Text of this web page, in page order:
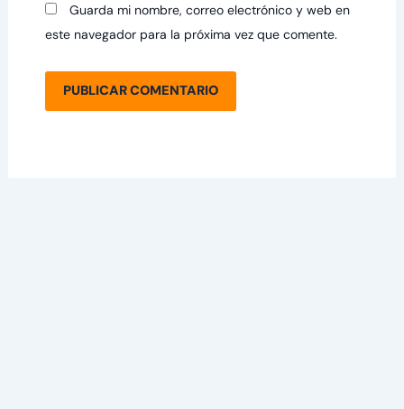
Guarda mi nombre, correo electrónico y web en
este navegador para la próxima vez que comente.